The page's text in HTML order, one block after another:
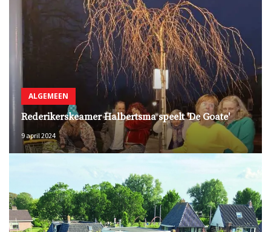
ALGEMEEN
Rederikerskeamer Halbertsma speelt 'De Goate'
9 april 2024